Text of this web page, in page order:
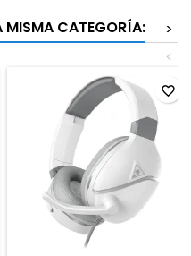
MISMA CATEGORÍA:
>
<
favorite_border